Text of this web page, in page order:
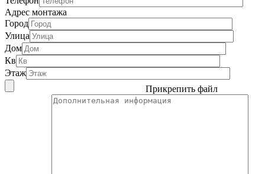
Адрес монтажа
Город
Улица
Дом
Кв
Этаж
Прикрепить файл